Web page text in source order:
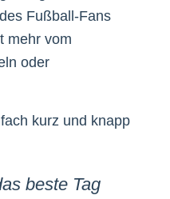
Fußball-Fans
mehr vom
oder
kurz und knapp
beste Tag